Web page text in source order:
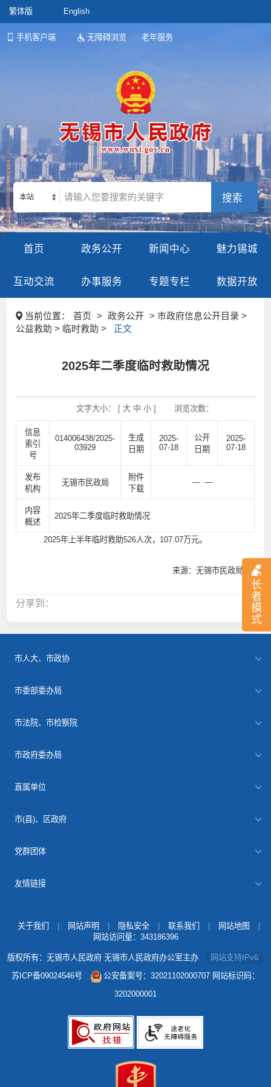
繁体版 English
手机客户端 无障碍浏览 老年服务
长
者
模
式
本站
首页 政务公开 新闻中心 魅力锡城
互动交流 办事服务 专题专栏 数据开放
当前位置： 首页 > 政务公开
> 市政府信息公开目录 >
公益救助 > 临时救助 >
正文
2025年二季度临时救助情况
文字大小： [ 大 中 小] 浏览次数：
信息
索引
号
014006438/2025-
03929
生成
日期
2025-
07-18
公开
日期
2025-
07-18
发布
机构
无锡市民政局
附件
下载
— —
内容
概述
2025年二季度临时救助情况
2025年上半年临时救助526人次，107.07万元。
来源：无锡市民政局
分享到：
市人大、市政协
市委部委办局
市法院、市检察院
市政府委办局
直属单位
市(县)、区政府
党群团体
友情链接
关于我们 网站声明 隐私安全 联系我们 网站地图
网站访问量： 343186396
版权所有：无锡市人民政府 无锡市人民政府办公室主办
网站支持IPv6
苏ICP备09024546号
公安备案号：32021102000707 网站标识码：
3202000001